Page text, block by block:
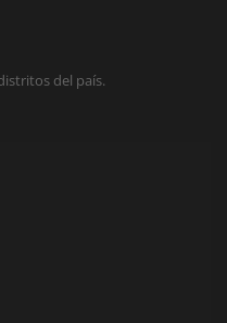
del país.